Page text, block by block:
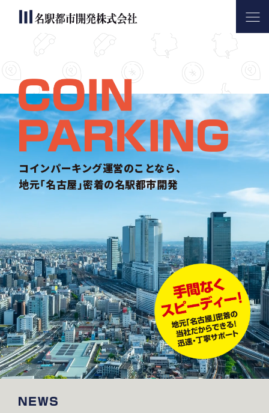
サービス内容
会社案内
お問い合わせ
コインパーキング運営のことなら、
地元｢名古屋｣密着の名駅都市開発